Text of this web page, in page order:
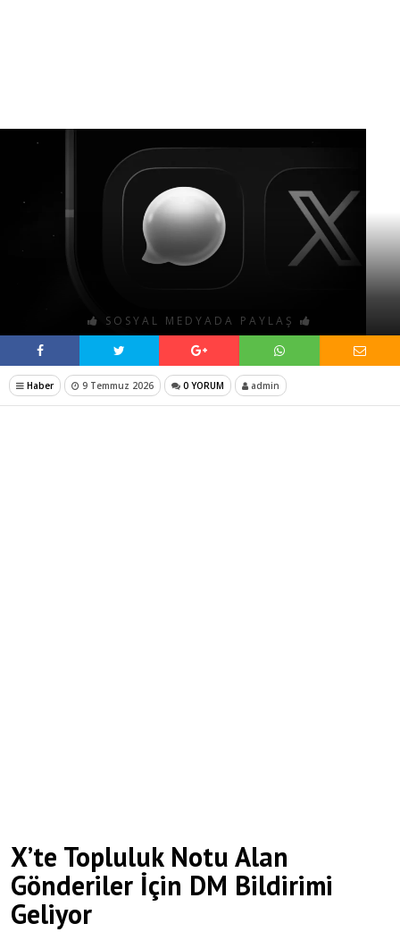
SOSYAL MEDYADA PAYLAŞ
Haber 9 Temmuz 2026 0 YORUM admin
X’te Topluluk Notu Alan
Gönderiler İçin DM Bildirimi
Geliyor